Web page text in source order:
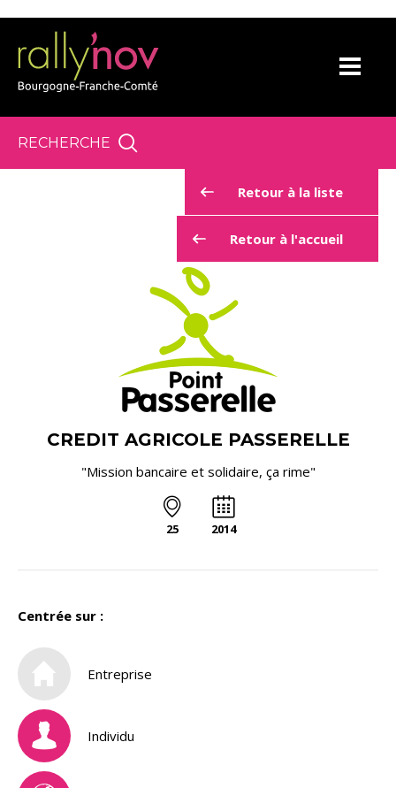
RECHERCHE
Retour à la liste
Retour à l'accueil
CREDIT AGRICOLE PASSERELLE
"Mission bancaire et solidaire, ça rime"
25 2014
Centrée sur :
Entreprise
Individu